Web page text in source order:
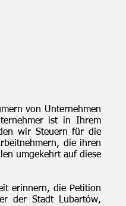
von Unternehmen
ist in Ihrem
wir Steuern für die
die ihren
umgekehrt auf diese
erinnern, die Petition
der Stadt Lubartów,